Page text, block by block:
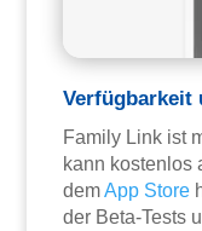
Verfügbarkeit
Family Link ist
kann kostenlos
demApp Store
der Beta-Tests